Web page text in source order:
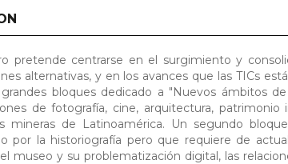
pretende centrarse en el surgimiento y
alternativas, y en los avances que las TICs
bloques dedicado a "Nuevos ámbitos
de fotografía, cine, arquitectura,
mineras de Latinoamérica. Un segundo
por la historiografía pero que requiere de
museo y su problematización digital, las